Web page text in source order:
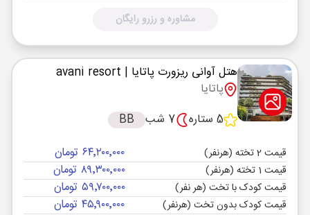
مشاوره و رزرو رایگان
هتل آوانی ریزورت پاتایا | avani resort
پاتایا
5 ستاره
7 شب BB
قیمت 2 تخته (هرنفر) ۶۴٬۲۰۰٬۰۰۰ تومان
قیمت 1 تخته (هرنفر) ۸۹٬۳۰۰٬۰۰۰ تومان
قیمت کودک با تخت (هر نفر) ۵۹٬۷۰۰٬۰۰۰ تومان
قیمت کودک بدون تخت (هرنفر) ۴۵٬۹۰۰٬۰۰۰ تومان